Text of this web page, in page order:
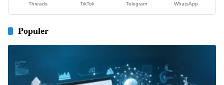
Threads TikTok Telegram WhatsApp
Populer